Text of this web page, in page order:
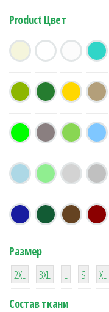
Product Цвет
Размер
38
2XL
16
3XL
42
L
42
S XL
Состав ткани